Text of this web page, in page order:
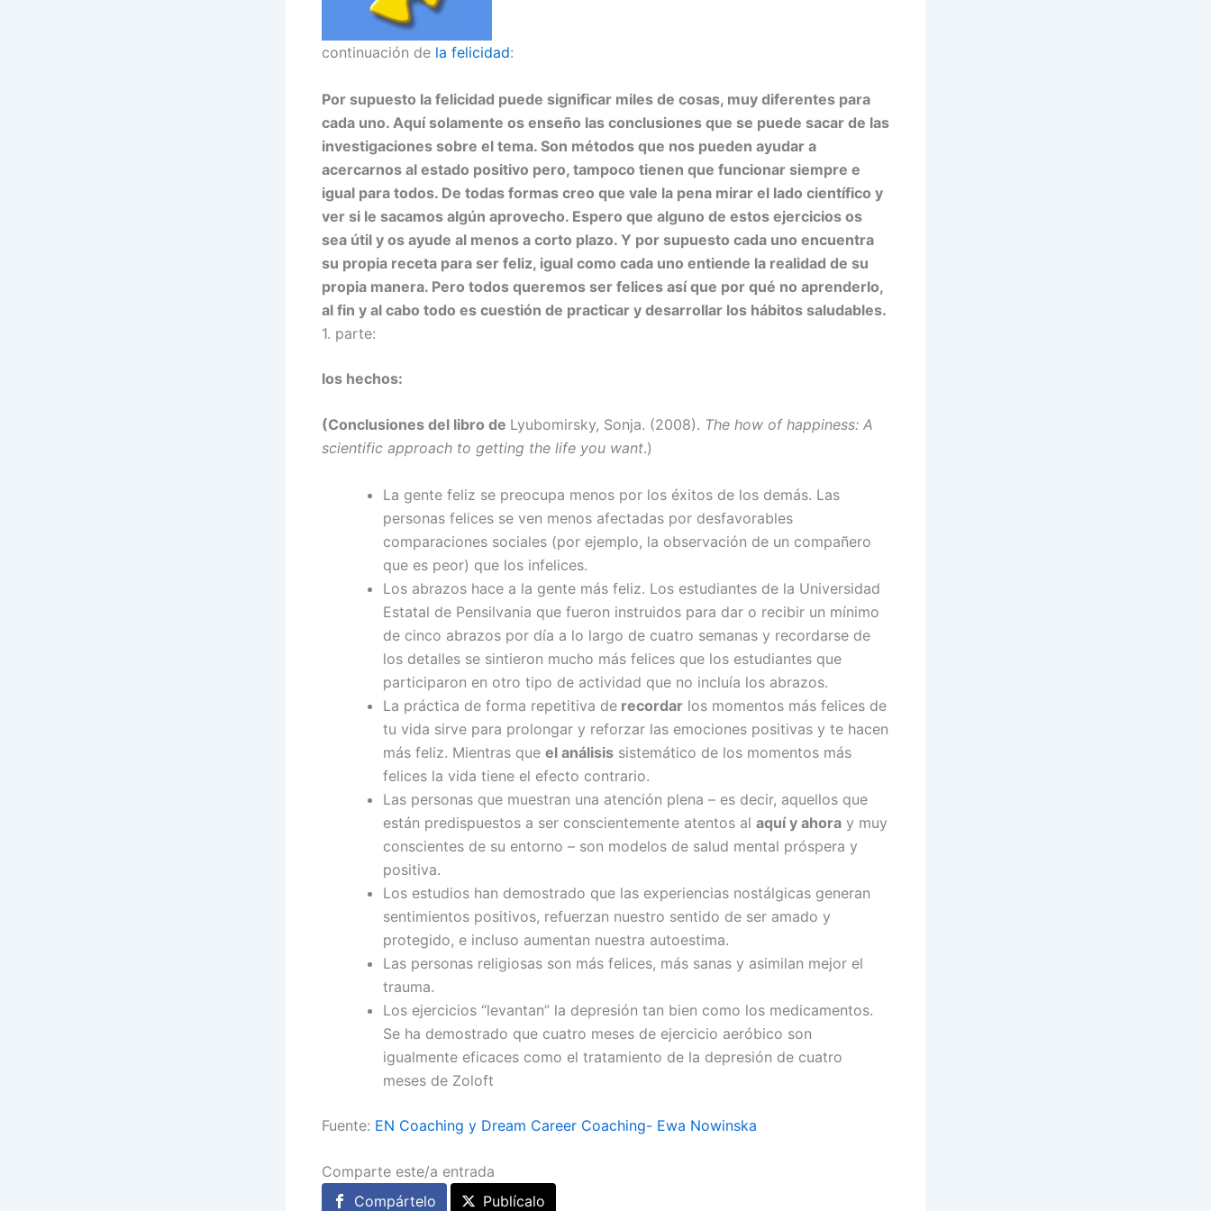
continuación de la felicidad:
Por supuesto la felicidad puede significar miles de cosas, muy diferentes para
cada uno. Aquí solamente os enseño las conclusiones que se puede sacar de las
investigaciones sobre el tema. Son métodos que nos pueden ayudar a
acercarnos al estado positivo pero, tampoco tienen que funcionar siempre e
igual para todos. De todas formas creo que vale la pena mirar el lado científico y
ver si le sacamos algún aprovecho. Espero que alguno de estos ejercicios os
sea útil y os ayude al menos a corto plazo. Y por supuesto cada uno encuentra
su propia receta para ser feliz, igual como cada uno entiende la realidad de su
propia manera. Pero todos queremos ser felices así que por qué no aprenderlo,
al fin y al cabo todo es cuestión de practicar y desarrollar los hábitos saludables.
1. parte:
los hechos:
(Conclusiones del libro de Lyubomirsky, Sonja. (2008). The how of happiness: A
scientific approach to getting the life you want.)
La gente feliz se preocupa menos por los éxitos de los demás. Las
personas felices se ven menos afectadas por desfavorables
comparaciones sociales (por ejemplo, la observación de un compañero
que es peor) que los infelices.
Los abrazos hace a la gente más feliz. Los estudiantes de la Universidad
Estatal de Pensilvania que fueron instruidos para dar o recibir un mínimo
de cinco abrazos por día a lo largo de cuatro semanas y recordarse de
los detalles se sintieron mucho más felices que los estudiantes que
participaron en otro tipo de actividad que no incluía los abrazos.
La práctica de forma repetitiva de recordar los momentos más felices de
tu vida sirve para prolongar y reforzar las emociones positivas y te hacen
más feliz. Mientras que el análisis sistemático de los momentos más
felices la vida tiene el efecto contrario.
Las personas que muestran una atención plena – es decir, aquellos que
están predispuestos a ser conscientemente atentos al aquí y ahora y muy
conscientes de su entorno – son modelos de salud mental próspera y
positiva.
Los estudios han demostrado que las experiencias nostálgicas generan
sentimientos positivos, refuerzan nuestro sentido de ser amado y
protegido, e incluso aumentan nuestra autoestima.
Las personas religiosas son más felices, más sanas y asimilan mejor el
trauma.
Los ejercicios “levantan” la depresión tan bien como los medicamentos.
Se ha demostrado que cuatro meses de ejercicio aeróbico son
igualmente eficaces como el tratamiento de la depresión de cuatro
meses de Zoloft
Fuente: EN Coaching y Dream Career Coaching- Ewa Nowinska
Comparte este/a entrada
Compártelo
Publícalo